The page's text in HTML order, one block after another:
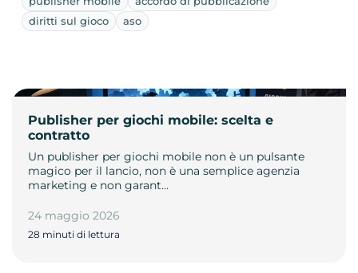
diritti sul gioco
aso
Publisher per giochi mobile: scelta e
contratto
Un publisher per giochi mobile non è un pulsante
magico per il lancio, non è una semplice agenzia
marketing e non garant…
24 maggio 2026
28 minuti di lettura